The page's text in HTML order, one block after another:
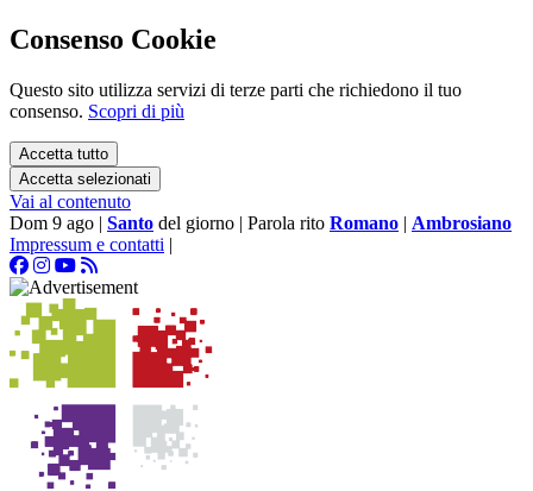
Consenso Cookie
Questo sito utilizza servizi di terze parti che richiedono il tuo
consenso. Scopri di più
Accetta tutto
Accetta selezionati
Vai al contenuto
Dom 9 ago | Santo del giorno | Parola rito Romano | Ambrosiano
Impressum e contatti |